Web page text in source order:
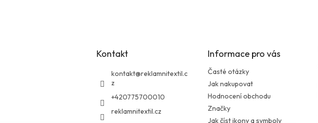
Kontakt
kontakt@reklamnitextil.c
z
+420775700010
reklamnitextil.cz
Informace pro vás
Časté otázky
Jak nakupovat
Hodnocení obchodu
Značky
Jak číst ikony a symboly